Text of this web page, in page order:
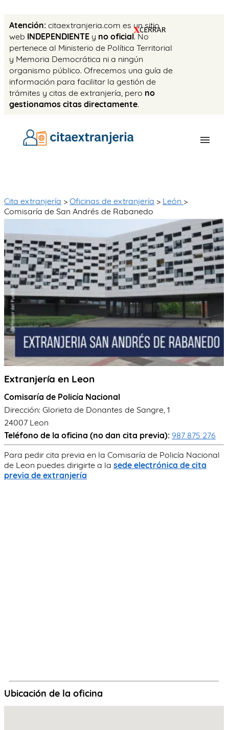
Atención: citaextranjeria.com es un sitio
web INDEPENDIENTE y no oficial. No
pertenece al Ministerio de Política Territorial
y Memoria Democrática ni a ningún
organismo público. Ofrecemos una guía de
información para facilitar la gestión de
trámites y citas de extranjería, pero no
gestionamos citas directamente.
TASAS
TRÁMITES
OK
Cita extranjería > Oficinas de extranjería > León >
Comisaría de San Andrés de Rabanedo
Extranjería en Leon
Comisaría de Policía Nacional
Dirección: Glorieta de Donantes de Sangre, 1
24007 Leon
Teléfono de la oficina (no dan cita previa): 987 875 276
Para pedir cita previa en la Comisaría de Policía Nacional
de Leon puedes dirigirte a la sede electrónica de cita
previa de extranjería
Ubicación de la oficina